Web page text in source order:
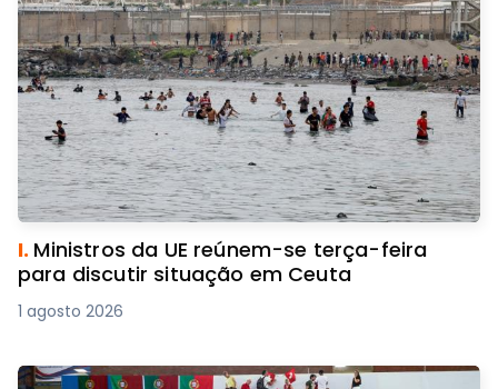
I. Ministros da UE reúnem-se terça-feira
para discutir situação em Ceuta
1 agosto 2026